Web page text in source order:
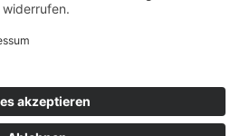
/ Radwor - Bautzen /